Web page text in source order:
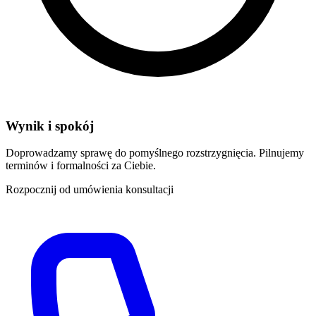
Wynik i spokój
Doprowadzamy sprawę do pomyślnego rozstrzygnięcia. Pilnujemy
terminów i formalności za Ciebie.
Rozpocznij od umówienia konsultacji